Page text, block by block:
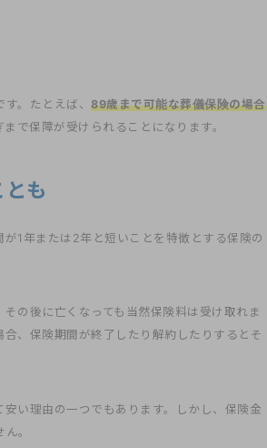
。たとえば、 89歳まで可能な葬儀保険の場合
で保障が受けられることになります。
も
1年または2年と短いことを特徴とする保険の
の後に亡くなっても当然保険料は受け取れま
、保険期間が終了したり解約したりするとそ
い理由の一つでもあります。しかし、保険金
。